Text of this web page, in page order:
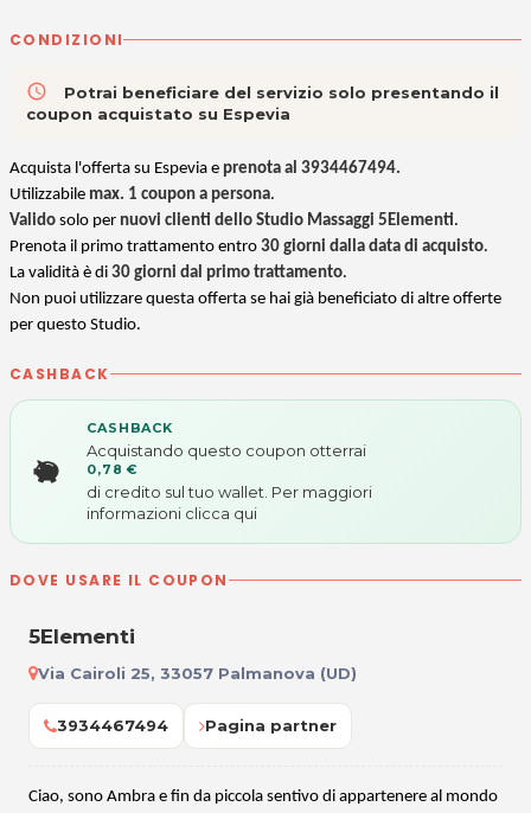
CONDIZIONI
access_time
Potrai beneficiare del servizio solo presentando il
coupon acquistato su Espevia
Acquista l'offerta su Espevia e prenota al 3934467494.
Utilizzabile max. 1 coupon a persona.
Valido solo per nuovi clienti dello Studio Massaggi 5Elementi.
Prenota il primo trattamento entro 30 giorni dalla data di acquisto.
La validità è di 30 giorni dal primo trattamento.
Non puoi utilizzare questa offerta se hai già beneficiato di altre offerte
per questo Studio.
CASHBACK
CASHBACK
Acquistando questo coupon otterrai
0,78 €
di credito sul tuo wallet. Per maggiori
informazioni clicca qui
DOVE USARE IL COUPON
5Elementi
Via Cairoli 25, 33057 Palmanova (UD)
3934467494 Pagina partner
Ciao, sono Ambra e fin da piccola sentivo di appartenere al mondo